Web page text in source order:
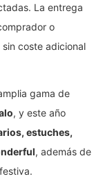
La entrega
o
coste adicional
gama de
, y este año
estuches,
, además de